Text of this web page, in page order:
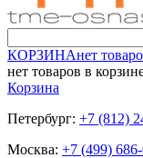
КОРЗИНАнет
нет товаров в
Корзина
Петербург: +7 (812)
Москва: +7 (499)